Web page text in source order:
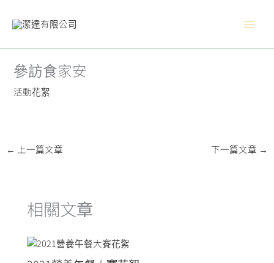
參訪食家安
活動花絮
← 上一篇文章 下一篇文章 →
相關文章